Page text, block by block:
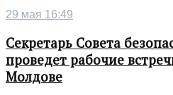
29 мая 16:49
Секретарь Совета
проведет рабочие
Молдове